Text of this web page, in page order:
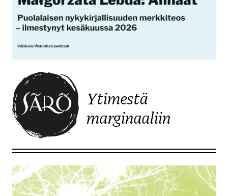
Ytimestä
marginaaliin